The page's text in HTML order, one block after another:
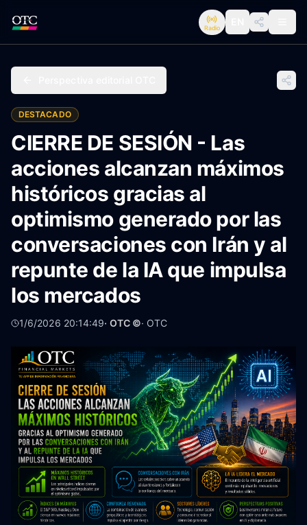
Radio
DESTACADO
CIERRE DE SESIÓN - Las
acciones alcanzan máximos
históricos gracias al
optimismo generado por las
conversaciones con Irán y al
repunte de la IA que impulsa
los mercados
1/6/2026 20:14:49· OTC ©· OTC